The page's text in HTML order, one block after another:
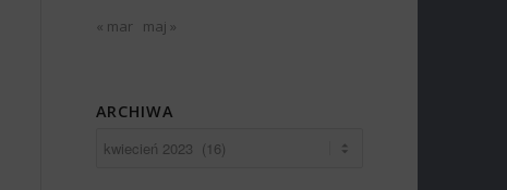
« mar maj »
ARCHIWA